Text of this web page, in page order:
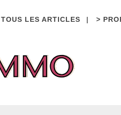
LES ARTICLES >